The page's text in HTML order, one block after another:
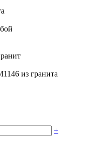
из гранита
+